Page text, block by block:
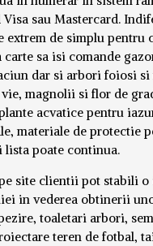
sau Mastercard.
extrem de simplu pentru
carte sa isi comande
dar si arbori foiosi si
magnolii si flor de
acvatice pentru
materiale de protectie
lista poate continua.
site clientii pot stabili
in vederea obtinerii
toaletari arbori,
teren de fotbal,